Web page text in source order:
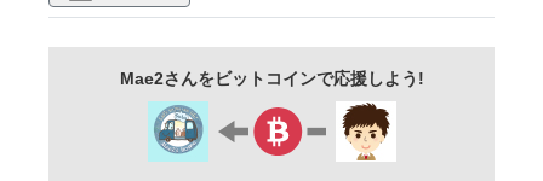
Mae2さんをビットコインで応援しよう!